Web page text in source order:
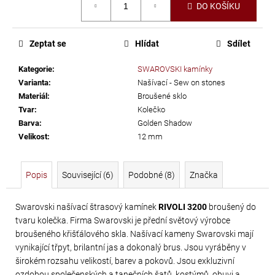
DO KOŠÍKU
Kategorie:
SWAROVSKI kamínky
Varianta:
Našívací - Sew on stones
Materiál:
Broušené sklo
Tvar:
Kolečko
Barva:
Golden Shadow
Velikost: 12 mm
Zeptat se Hlídat Sdílet
Popis Související (6) Podobné (8) Značka
Swarovski našívací štrasový kamínekRIVOLI 3200 broušený do
tvaru kolečka. Firma Swarovski je přední světový výrobce
broušeného křišťálového skla. Našívací kameny Swarovski mají
vynikající třpyt, brilantní jas a dokonalý brus. Jsou vyráběny v
širokém rozsahu velikostí, barev a pokovů. Jsou exkluzivní
j
e
e
SWAROVSKI
XIRIUS
NH
CRYSTAL
AB
299
Kč